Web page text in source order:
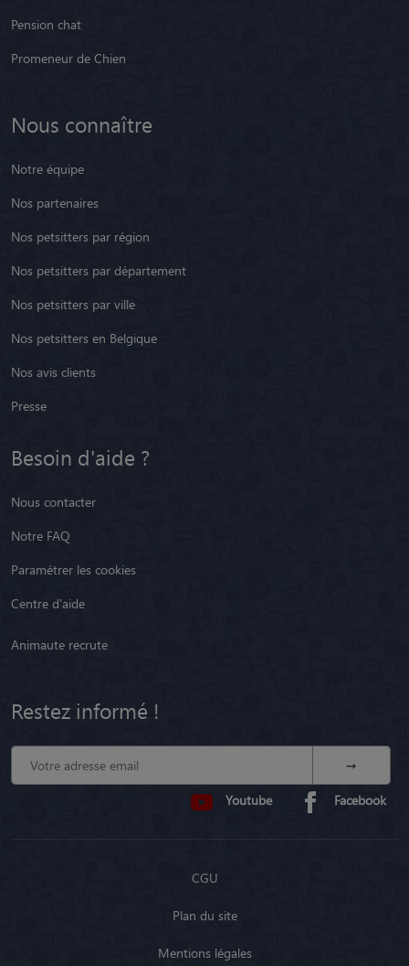
Pension chat
Promeneur de Chien
Nous connaître
Notre équipe
Nos partenaires
Nos petsitters par région
Nos petsitters par département
Nos petsitters par ville
Nos petsitters en Belgique
Nos avis clients
Presse
Besoin d'aide ?
Nous contacter
Notre FAQ
Paramétrer les cookies
Centre d'aide
Animaute recrute
Restez informé !
Youtube Facebook
CGU
Plan du site
Mentions légales